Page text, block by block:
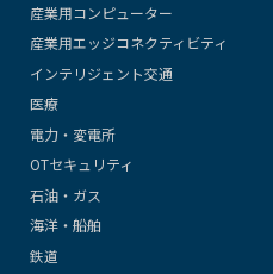
産業用コンピューター
産業用エッジコネクティビティ
インテリジェント交通
医療
電力・変電所
OTセキュリティ
石油・ガス
海洋・船舶
鉄道